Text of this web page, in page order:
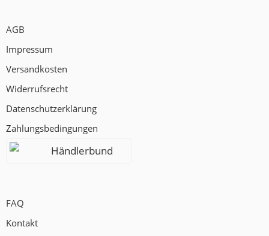
AGB
Impressum
Versandkosten
Widerrufsrecht
Datenschutzerklärung
Zahlungsbedingungen
Händlerbund
FAQ
Kontakt